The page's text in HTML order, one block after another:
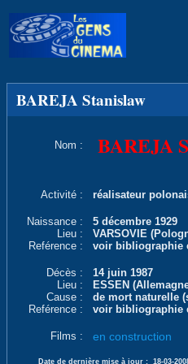
BAREJA Stanislaw
Nom : BAREJA
Activité : réalisateur
Naissance :
5 décembre 1929
Lieu :
VARSOVIE
Reférence :
voir bibliographie
Décès :
14 juin 1987
Lieu :
ESSEN
Cause :
de mort naturelle
Reférence :
voir bibliographie
Films : en construction
Date de dernière mise à jour : 18-03-